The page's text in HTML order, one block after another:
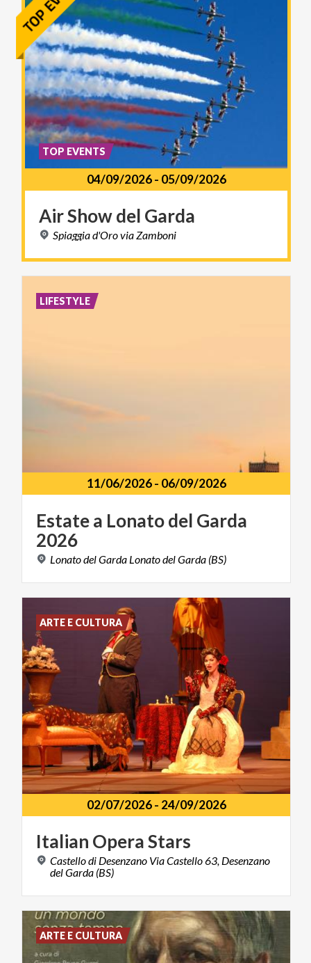
04/09/2026- 05/09/2026
AirShowdel Garda
Spiaggiad'OroviaZamboni
TOP EVENTS
11/06/2026- 06/09/2026
Estatea Lonatodel Garda
2026
LonatodelGarda LonatodelGarda (BS)
LIFESTYLE
02/07/2026- 24/09/2026
Italian OperaStars
Castello di Desenzano Via Castello 63, Desenzano
del Garda (BS)
ARTE E CULTURA
ARTE E CULTURA